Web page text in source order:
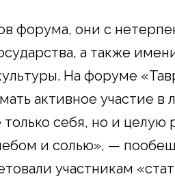
форума, они с
а также
На форуме
активное участие в
себя, но и целую
и солью», —
участникам